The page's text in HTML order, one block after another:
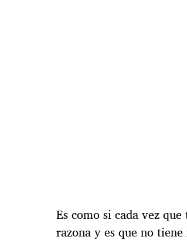
Es como si cada vez
razona y es que no